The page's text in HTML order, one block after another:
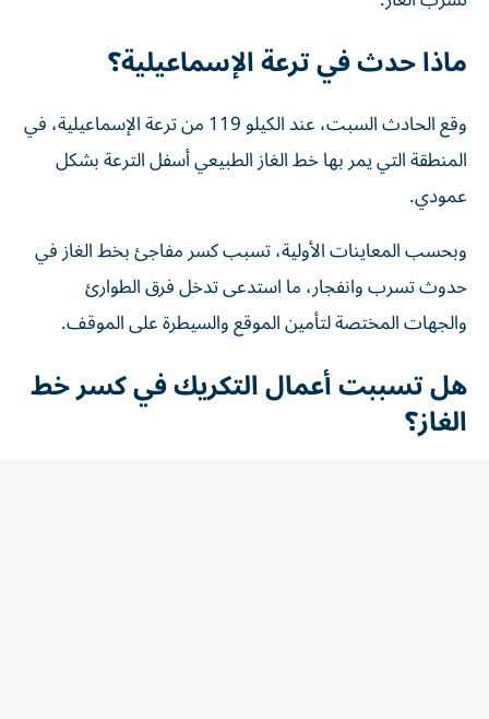
ماذا حدث في ترعة الإسماعيلية؟
المنطقة التي يمر بها خط الغاز الطبيعي أسفل الترعة بشكل
عمودي.
وبحسب المعاينات الأولية، تسبب كسر مفاجئ بخط الغاز في
حدوث تسرب وانفجار، ما استدعى تدخل فرق الطوارئ
والجهات المختصة لتأمين الموقع والسيطرة على الموقف.
هل تسببت أعمال التكريك في كسر خط
الغاز؟